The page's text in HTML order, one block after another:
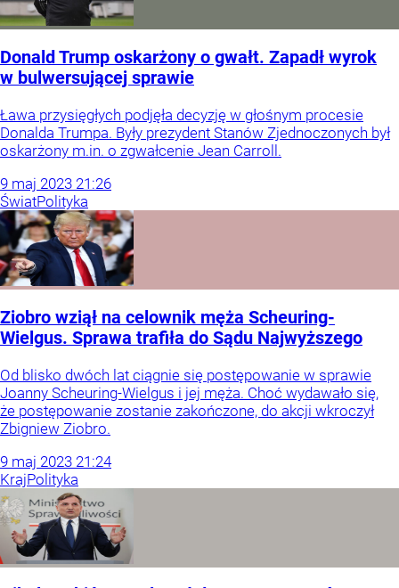
Donald Trump oskarżony o gwałt. Zapadł wyrok
w bulwersującej sprawie
Ława przysięgłych podjęła decyzję w głośnym procesie
Donalda Trumpa. Były prezydent Stanów Zjednoczonych był
oskarżony m.in. o zgwałcenie Jean Carroll.
9 maj 2023 21:26
ŚwiatPolityka
Ziobro wziął na celownik męża Scheuring-
Wielgus. Sprawa trafiła do Sądu Najwyższego
Od blisko dwóch lat ciągnie się postępowanie w sprawie
Joanny Scheuring-Wielgus i jej męża. Choć wydawało się,
że postępowanie zostanie zakończone, do akcji wkroczył
Zbigniew Ziobro.
9 maj 2023 21:24
KrajPolityka